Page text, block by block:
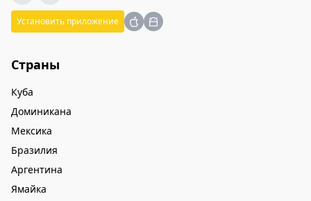
Установить приложение
Страны
Куба
Доминикана
Мексика
Бразилия
Аргентина
Ямайка